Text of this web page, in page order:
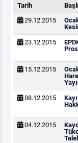
Tarih
29.12.2015
23.12.2015
15.12.2015
08.12.2015
04.12.2015